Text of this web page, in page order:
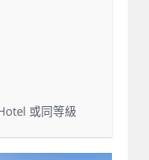
或同等級